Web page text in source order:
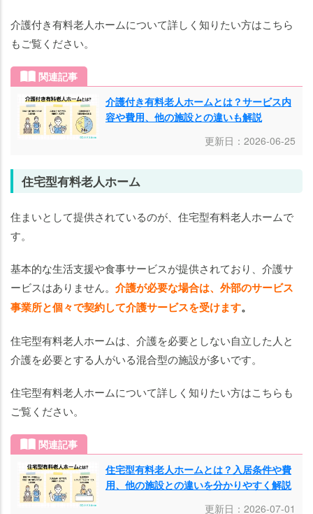
介護付き有料老人ホームについて詳しく知りたい方はこちら
もご覧ください。
関連記事
介護付き有料老人ホームとは？サービス内
容や費用、他の施設との違いも解説
更新日：2026-06-25
住宅型有料老人ホーム
住まいとして提供されているのが、住宅型有料老人ホームで
す。
基本的な生活支援や食事サービスが提供されており、介護サ
ービスはありません。 介護が必要な場合は、外部のサービス
事業所と個々で契約して介護サービスを受けます。
住宅型有料老人ホームは、介護を必要としない自立した人と
介護を必要とする人がいる混合型の施設が多いです。
住宅型有料老人ホームについて詳しく知りたい方はこちらも
ご覧ください。
関連記事
住宅型有料老人ホームとは？入居条件や費
用、他の施設との違いを分かりやすく解説
更新日：2026-07-01